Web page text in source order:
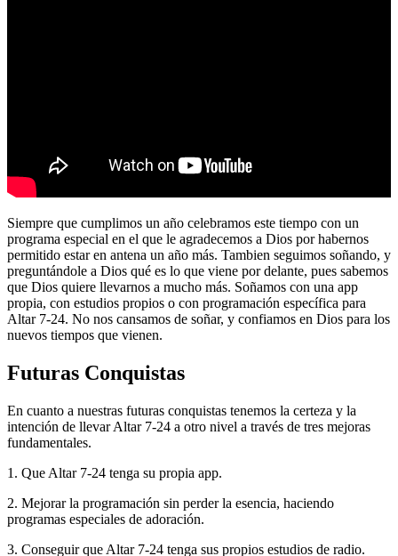
Siempre que cumplimos un año celebramos este tiempo con un
programa especial en el que le agradecemos a Dios por habernos
permitido estar en antena un año más. Tambien seguimos soñando, y
preguntándole a Dios qué es lo que viene por delante, pues sabemos
que Dios quiere llevarnos a mucho más. Soñamos con una app
propia, con estudios propios o con programación específica para
Altar 7-24. No nos cansamos de soñar, y confiamos en Dios para los
nuevos tiempos que vienen.
Futuras Conquistas
En cuanto a nuestras futuras conquistas tenemos la certeza y la
intención de llevar Altar 7-24 a otro nivel a través de tres mejoras
fundamentales.
1. Que Altar 7-24 tenga su propia app.
2. Mejorar la programación sin perder la esencia, haciendo
programas especiales de adoración.
3. Conseguir que Altar 7-24 tenga sus propios estudios de radio.